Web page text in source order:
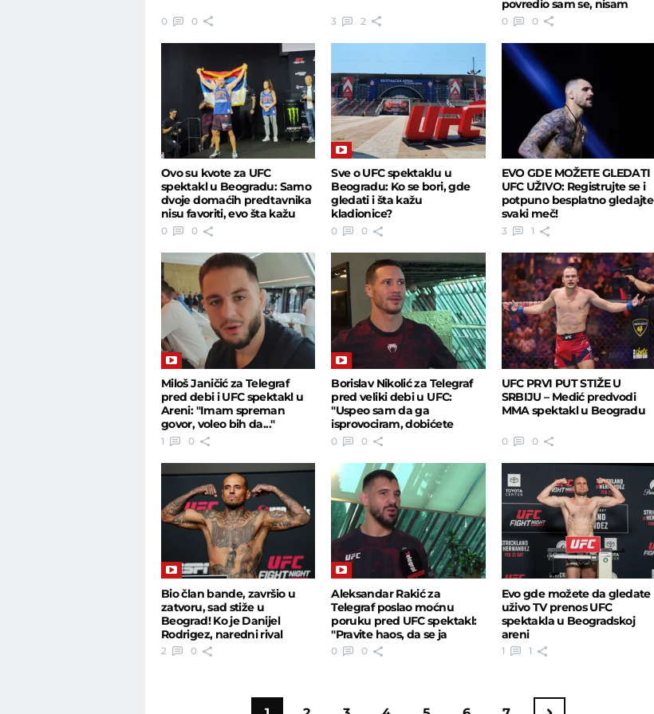
0 0 3 2
povredio sam se, nisam
stigao..."
0 0
Ovo su kvote za UFC
spektakl u Beogradu: Samo
dvoje domaćih predtavnika
nisu favoriti, evo šta kažu
bukmejkeri
0 0
Sve o UFC spektaklu u
Beogradu: Ko se bori, gde
gledati i šta kažu
kladionice?
0 0
EVO GDE MOŽETE GLEDATI
UFC UŽIVO: Registrujte se i
potpuno besplatno gledajte
svaki meč!
3 1
Miloš Janičić za Telegraf
pred debi i UFC spektakl u
Areni: "Imam spreman
govor, voleo bih da..."
1 0
Borislav Nikolić za Telegraf
pred veliki debi u UFC:
"Uspeo sam da ga
isprovociram, dobićete
nasilje..."
0 0
UFC PRVI PUT STIŽE U
SRBIJU – Medić predvodi
MMA spektakl u Beogradu
0 0
Bio član bande, završio u
zatvoru, sad stiže u
Beograd! Ko je Danijel
Rodrigez, naredni rival
Uroša Medića?
2 0
Aleksandar Rakić za
Telegraf poslao moćnu
poruku pred UFC spektakl:
"Pravite haos, da se ja
pitam..."
0 0
Evo gde možete da gledate
uživo TV prenos UFC
spektakla u Beogradskoj
areni
1 1